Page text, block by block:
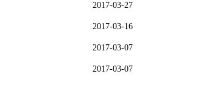
2017-03-27
2017-03-16
2017-03-07
2017-03-07